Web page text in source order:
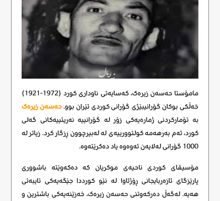
مامۆستا حەسەن زیرەک، کەسایەتی ناوداری کورد (1972-1921)
خەڵکی بوکان گۆرانیبێژی گۆرانی کوردی ئێران بوو.حەسەن زیرەک
بە تۆمارکردنی ژمارەیەکی زۆر لە گۆرانییە نەریتییەکانی گەلی
کورد، ئەم بەرهەمە کولتوورییەی لە لەبیرچوون ڕزگار کرد. زیاتر لە
1000 گۆرانی لەلایەن ئەوەوە یاد دەکرێتەوە.
مۆسیقای کوردی ناحیەی موکریان کە دەکەوێتە باشووری
پارێزگای ئازەربایجانی ڕۆژئاوا لە نێو کورددا جێگەیەکی تایبەتی
هەیە. لەگەڵ دەرکەوتنی حەسەن زیرەک، خەزێنەیەکی باشترین و